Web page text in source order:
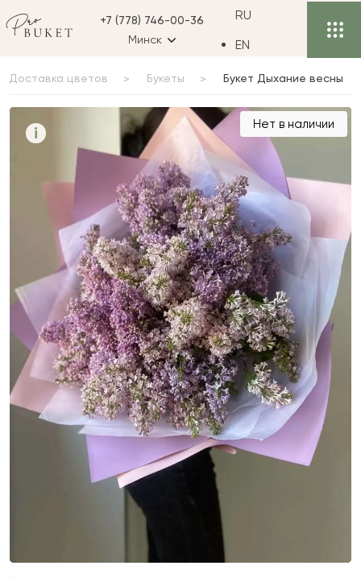
+7 (778) 746-00-36
Минск
RU
EN
Доставка цветов Букеты Букет Дыхание весны
i
Букет Дыхание весны Нет в наличии